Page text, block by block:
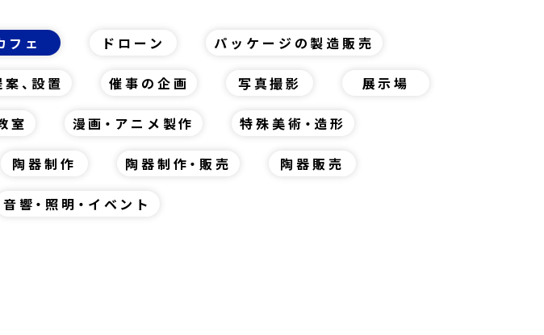
フェ ドローン パッケージの製造販売
、設置 催事の企画 写真撮影 展示場
室 漫画・アニメ製作 特殊美術・造形
陶器制作 陶器制作・販売 陶器販売
音響・照明・イベント